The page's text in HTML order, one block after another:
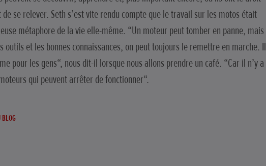
de se relever. Seth s’est vite rendu compte que le travail sur les motos était
métaphore de la vie elle-même. “Un moteur peut tomber en panne, mais
outils et les bonnes connaissances, on peut toujours le remettre en marche. Il
pour les gens“, nous dit-il lorsque nous allons prendre un café. “Car il n’y a
qui peuvent arrêter de fonctionner“.
BLOG